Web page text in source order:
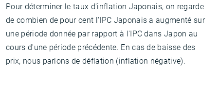
Pour déterminer le taux d'inflation Japonais, on regarde
de combien de pour cent l'IPC Japonais a augmenté sur
une période donnée par rapport à l'IPC dans Japon au
cours d'une période précédente. En cas de baisse des
prix, nous parlons de déflation (inflation négative).